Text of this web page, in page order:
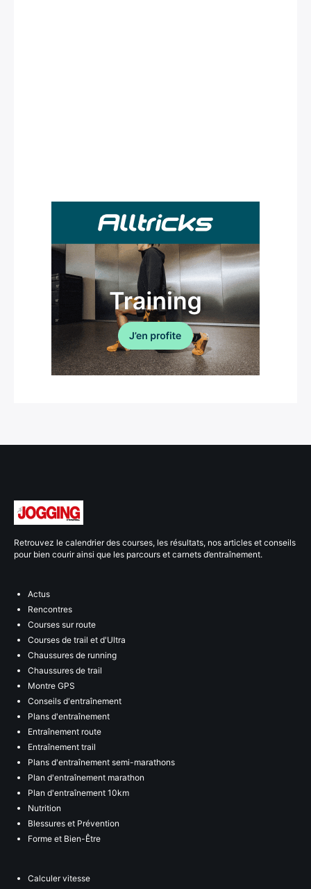
Retrouvez le calendrier des courses, les résultats, nos articles et conseils
pour bien courir ainsi que les parcours et carnets d’entraînement.
Actus
Rencontres
Courses sur route
Courses de trail et d'Ultra
Chaussures de running
Chaussures de trail
Montre GPS
Conseils d'entraînement
Plans d'entraînement
Entraînement route
Entraînement trail
Plans d'entraînement semi-marathons
Plan d'entraînement marathon
Plan d'entraînement 10km
Nutrition
Blessures et Prévention
Forme et Bien-Être
Calculer vitesse